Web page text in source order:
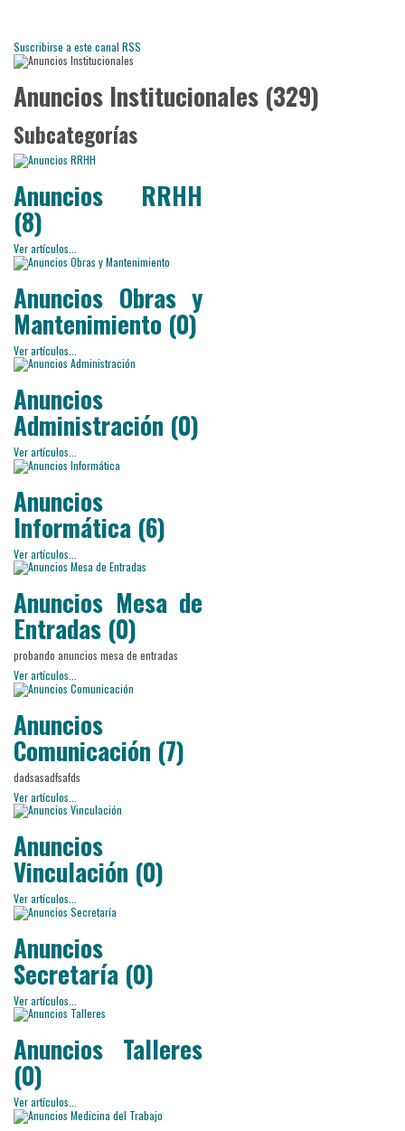
Suscribirse a este canal RSS
Anuncios Institucionales (329)
Subcategorías
Anuncios RRHH
(8)
Ver artículos...
Anuncios Obras y
Mantenimiento (0)
Ver artículos...
Anuncios
Administración (0)
Ver artículos...
Anuncios
Informática (6)
Ver artículos...
Anuncios Mesa de
Entradas (0)
probando anuncios mesa de entradas
Ver artículos...
Anuncios
Comunicación (7)
dadsasadfsafds
Ver artículos...
Anuncios
Vinculación (0)
Ver artículos...
Anuncios
Secretaría (0)
Ver artículos...
Anuncios Talleres
(0)
Ver artículos...